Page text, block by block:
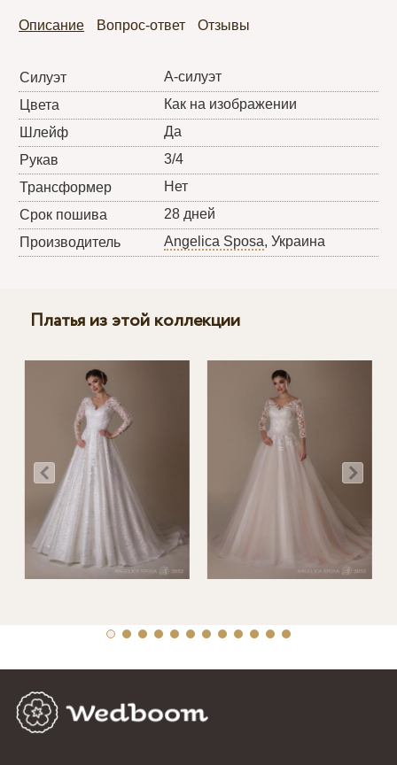
Описание Вопрос-ответ Отзывы
Силуэт
А-силуэт
Цвета
Как на изображении
Шлейф
Да
Рукав
3/4
Трансформер
Нет
Срок пошива
28 дней
Производитель
Angelica Sposa, Украина
Платья из этой коллекции